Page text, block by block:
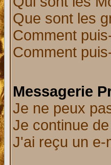
Que sont les
Comment
Comment
Messagerie
Je ne peux
Je continue
J'ai reçu un e-